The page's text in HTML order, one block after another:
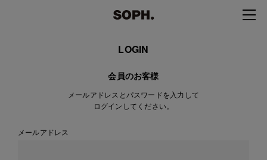
LOGIN
会員のお客様
メールアドレスとパスワードを入力して
ログインしてください。
メールアドレス